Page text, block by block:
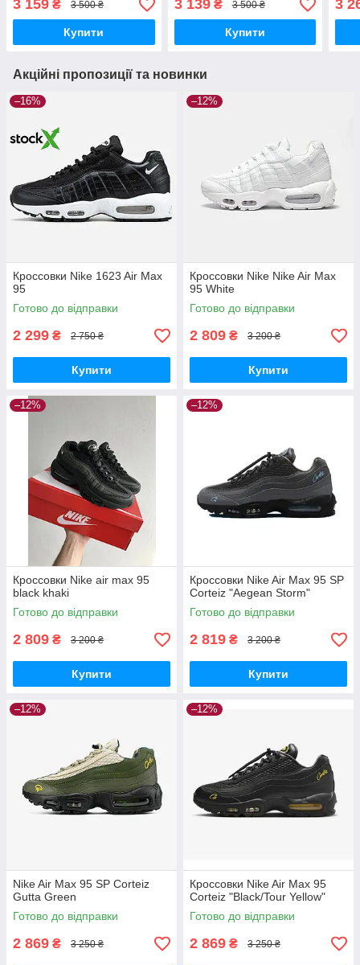
3 159 ₴ 3 500 ₴
Купити
3 139₴ 3 500 ₴
Купити
3
Акційні пропозиції та новинки
–16%
Кроссовки Nike 1623 Air Max
95
Готово до відправки
2 299 ₴ 2 750 ₴
Купити
–12%
Кроссовки Nike Nike Air Max
95 White
Готово до відправки
2 809 ₴ 3 200 ₴
Купити
–12%
Кроссовки Nike air max 95
black khaki
Готово до відправки
2 809 ₴ 3 200 ₴
Купити
–12%
Кроссовки Nike Air Max 95 SP
Corteiz "Aegean Storm"
Готово до відправки
2 819 ₴ 3 200 ₴
Купити
–12%
Nike Air Max 95 SP Corteiz
Gutta Green
Готово до відправки
2 869 ₴ 3 250 ₴
–12%
Кроссовки Nike Air Max 95
Corteiz "Black/Tour Yellow"
Готово до відправки
2 869 ₴ 3 250 ₴